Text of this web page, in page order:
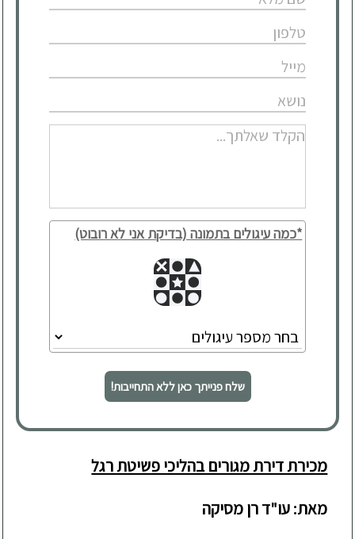
*כמה עיגולים בתמונה (בדיקת אני לא רובוט)
שלח פנייתך כאן ללא התחייבות!
מכירת דירת מגורים בהליכי פשיטת רגל
מאת: עו"ד רן מסיקה